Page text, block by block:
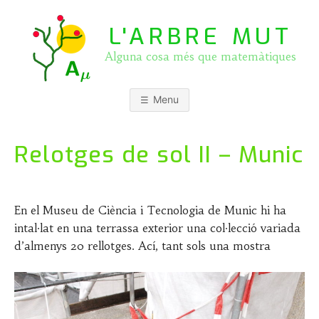
L'ARBRE MUT
Alguna cosa més que matemàtiques
Menu
Relotges de sol II – Munic
s
t
e
o
n
1
J
O
S
P
A
S
En el Museu de Ciència i Tecnologia de Munic hi ha
intal·lat en una terrassa exterior una col·lecció variada
d’almenys 20 rellotges. Ací, tant sols una mostra